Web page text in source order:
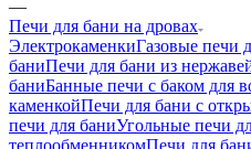
—
Печи для бани на дровах
ЭлектрокаменкиГазовые печи
баниПечи для бани из
баниБанные печи с баком для
каменкойПечи для бани с
печи для баниУгольные печи
теплообменникомПечи для